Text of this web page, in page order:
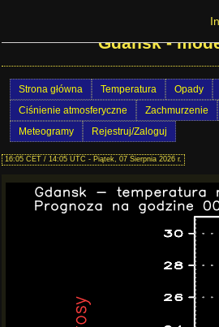
Prognoza pogody na
Gdańsk -
Strona główna Temperatura Opady
Ciśnienie atmosferyczne
Zachmurzenie
Meteogramy
Rejestruj/Zaloguj
16:05 CET / 14:05 UTC - Piątek, 07 Sierpnia 2026 r.